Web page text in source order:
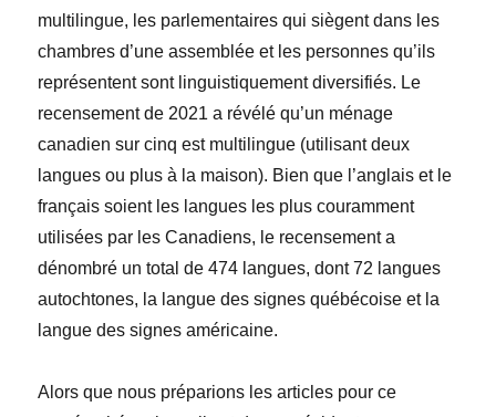
multilingue, les parlementaires qui siègent dans les
chambres d’une assemblée et les personnes qu’ils
représentent sont linguistiquement diversifiés. Le
recensement de 2021 a révélé qu’un ménage
canadien sur cinq est multilingue (utilisant deux
langues ou plus à la maison). Bien que l’anglais et le
français soient les langues les plus couramment
utilisées par les Canadiens, le recensement a
dénombré un total de 474 langues, dont 72 langues
autochtones, la langue des signes québécoise et la
langue des signes américaine.
Alors que nous préparions les articles pour ce